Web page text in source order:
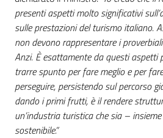
presenti aspetti molto significativi
sulle prestazioni del turismo italiano.
non devono rappresentare i
Anzi. È esattamente da questi aspetti
trarre spunto per fare meglio e per
perseguire, persistendo sul percorso
dando i primi frutti, è il rendere
un’industria turistica che sia –
sostenibile.”